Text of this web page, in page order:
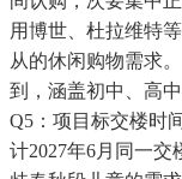
用博世、杜拉维特
从的休闲购物需求
到，涵盖初中、高
Q5：项目标交楼时
计2027年6月同一交